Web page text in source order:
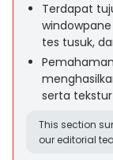
Terdapat
tes tusuk,
serta
This section
our editorial